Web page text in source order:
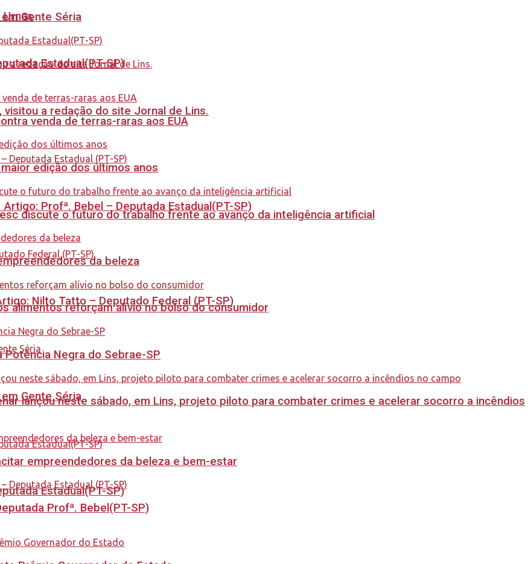
Urnas
visitou a redação do site Jornal de Lins.
Profª. Bebel – Deputada Estadual(PT-SP)
Nilto Tatto – Deputado Federal (PT-SP)
Gente Séria
Estadual(PT-SP)
Gente Séria
Estadual(PT-SP)
venda de terras-raras aos EUA
edição dos últimos anos
discute o futuro do trabalho frente ao avanço da inteligência artificial
da beleza
alimentos reforçam alívio no bolso do consumidor
Potência Negra do Sebrae-SP
lançou neste sábado, em Lins, projeto piloto para combater crimes e acelerar socorro a incêndios
empreendedores da beleza e bem-estar
Profª. Bebel(PT-SP)